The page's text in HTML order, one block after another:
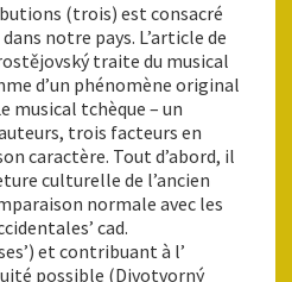
(trois) est consacré
notre pays. L’article de
traite du musical
d’un phénomène original
musical tchèque – un
trois facteurs en
caractère. Tout d’abord, il
culturelle de l’ancien
normale avec les
cad.
et contribuant à l’
possible (Divotvorný